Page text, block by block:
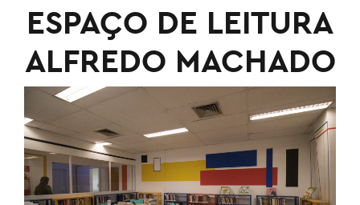
ESPAÇO DE LEITURA
ALFREDO MACHADO